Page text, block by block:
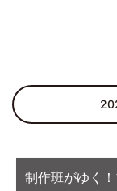
制作班がゆく